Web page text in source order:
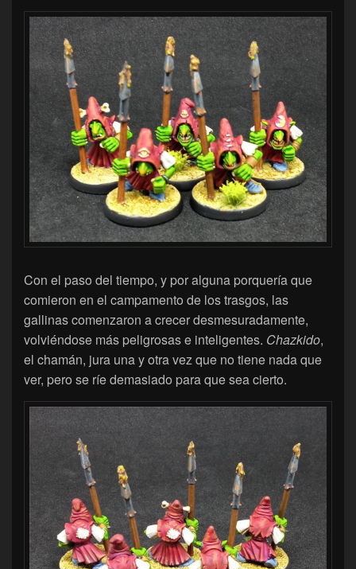
Con el paso del tiempo, y por alguna porquería que
comieron en el campamento de los trasgos, las
gallinas comenzaron a crecer desmesuradamente,
volviéndose más peligrosas e inteligentes. Chazkido,
el chamán, jura una y otra vez que no tiene nada que
ver, pero se ríe demasiado para que sea cierto.